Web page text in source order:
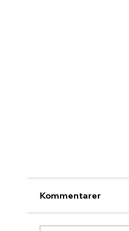
Kommentarer